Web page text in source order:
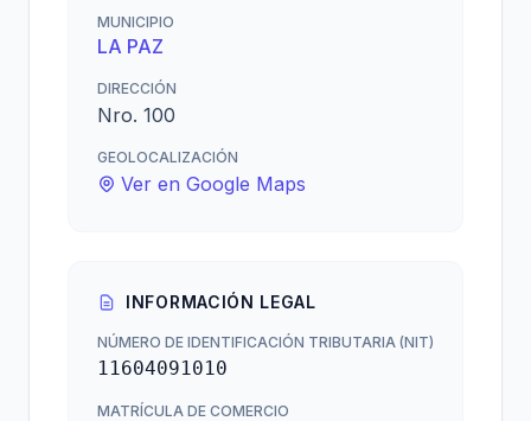
MUNICIPIO
LA PAZ
DIRECCIÓN
Nro. 100
GEOLOCALIZACIÓN
Ver en Google Maps
INFORMACIÓN LEGAL
NÚMERO DE IDENTIFICACIÓN TRIBUTARIA (NIT)
11604091010
MATRÍCULA DE COMERCIO